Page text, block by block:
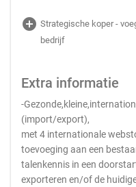
add_circle Strategische koper -
bedrijf
Extra informatie
-
(import/export),
met 4 internationale
toevoeging aan een
talenkennis in een
exporteren en/of de